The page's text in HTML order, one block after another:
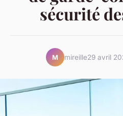
sécurité
M mireille29 avril